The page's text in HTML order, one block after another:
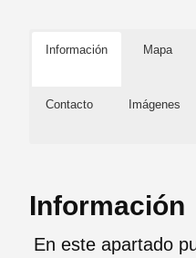
Información Mapa
Contacto Imágenes
Información
En este apartado